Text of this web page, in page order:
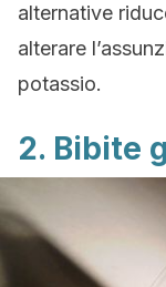
alternative
alterare
potassio.
2. Bibite